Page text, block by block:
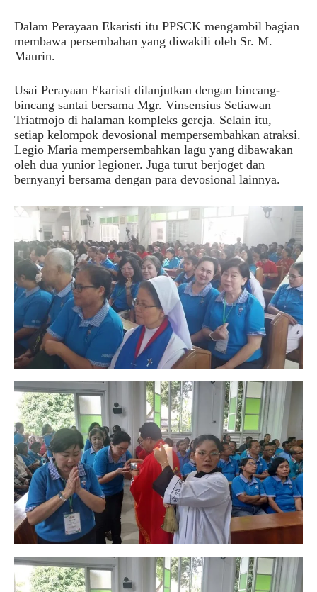
Dalam Perayaan Ekaristi itu PPSCK mengambil bagian
membawa persembahan yang diwakili oleh Sr. M.
Maurin.
Usai Perayaan Ekaristi dilanjutkan dengan bincang-
bincang santai bersama Mgr. Vinsensius Setiawan
Triatmojo di halaman kompleks gereja. Selain itu,
setiap kelompok devosional mempersembahkan atraksi.
Legio Maria mempersembahkan lagu yang dibawakan
oleh dua yunior legioner. Juga turut berjoget dan
bernyanyi bersama dengan para devosional lainnya.